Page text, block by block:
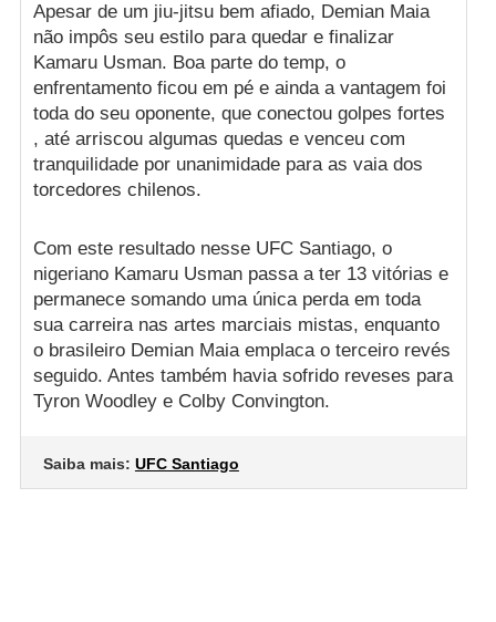
Apesar de um jiu-jitsu bem afiado, Demian Maia
não impôs seu estilo para quedar e finalizar
Kamaru Usman. Boa parte do temp, o
enfrentamento ficou em pé e ainda a vantagem foi
toda do seu oponente, que conectou golpes fortes
, até arriscou algumas quedas e venceu com
tranquilidade por unanimidade para as vaia dos
torcedores chilenos.
Com este resultado nesse UFC Santiago, o
nigeriano Kamaru Usman passa a ter 13 vitórias e
permanece somando uma única perda em toda
sua carreira nas artes marciais mistas, enquanto
o brasileiro Demian Maia emplaca o terceiro revés
seguido. Antes também havia sofrido reveses para
Tyron Woodley e Colby Convington.
Saiba mais: UFC Santiago